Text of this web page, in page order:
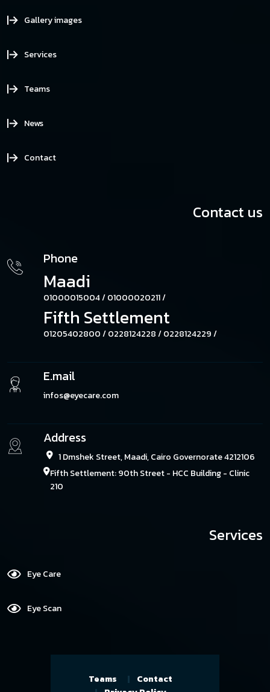
Gallery images
Services
Teams
News
Contact
Contact us
Phone
Maadi
01000015004 /01000020211 /
Fifth Settlement
01205402800 /0228124228 /0228124229 /
E.mail
infos@eyecare.com
Address
1 Dmshek Street, Maadi, Cairo Governorate 4212106
Fifth Settlement: 90th Street - HCC Building - Clinic
210
Services
Eye Care
Eye Scan
Teams
Contact